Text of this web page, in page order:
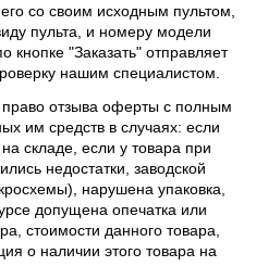
со своим исходным пультом,
пульта, и номеру модели
"Заказать" отправляет
нашим специалистом.
право отзыва оферты с полным
им средств в случаях: если
складе, если у товара при
недостатки, заводской
нарушена упаковка,
допущена опечатка или
стоимости данного товара,
о наличии этого товара на